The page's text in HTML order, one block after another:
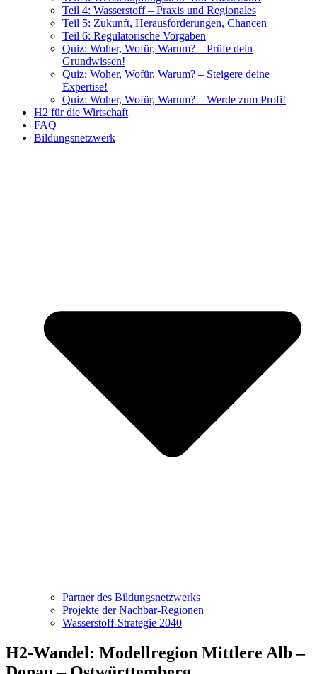
Teil 4: Wasserstoff – Praxis und Regionales
Teil 5: Zukunft, Herausforderungen, Chancen
Teil 6: Regulatorische Vorgaben
Quiz: Woher, Wofür, Warum? – Prüfe dein
Grundwissen!
Quiz: Woher, Wofür, Warum? – Steigere deine
Expertise!
Quiz: Woher, Wofür, Warum? – Werde zum Profi!
H2 für die Wirtschaft
FAQ
Bildungsnetzwerk
Partner des Bildungsnetzwerks
Projekte der Nachbar-Regionen
Wasserstoff-Strategie 2040
H2-Wandel: Modellregion Mittlere Alb –